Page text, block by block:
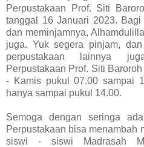
Perpustakaan Prof. Siti
tanggal 16 Januari 2023.
dan meminjamnya,
juga. Yuk segera pinjam,
perpustakaan lainnya
Perpustakaan Prof. Siti
- Kamis pukul 07.00 sampai
hanya sampai pukul 14.00.
Semoga dengan seringa
Perpustakaan bisa menambah
siswi - siswi Madrasah